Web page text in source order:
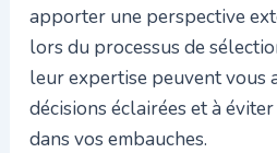
apporter une perspective
lors du processus de
leur expertise peuvent vous
décisions éclairées et à
dans vos embauches.